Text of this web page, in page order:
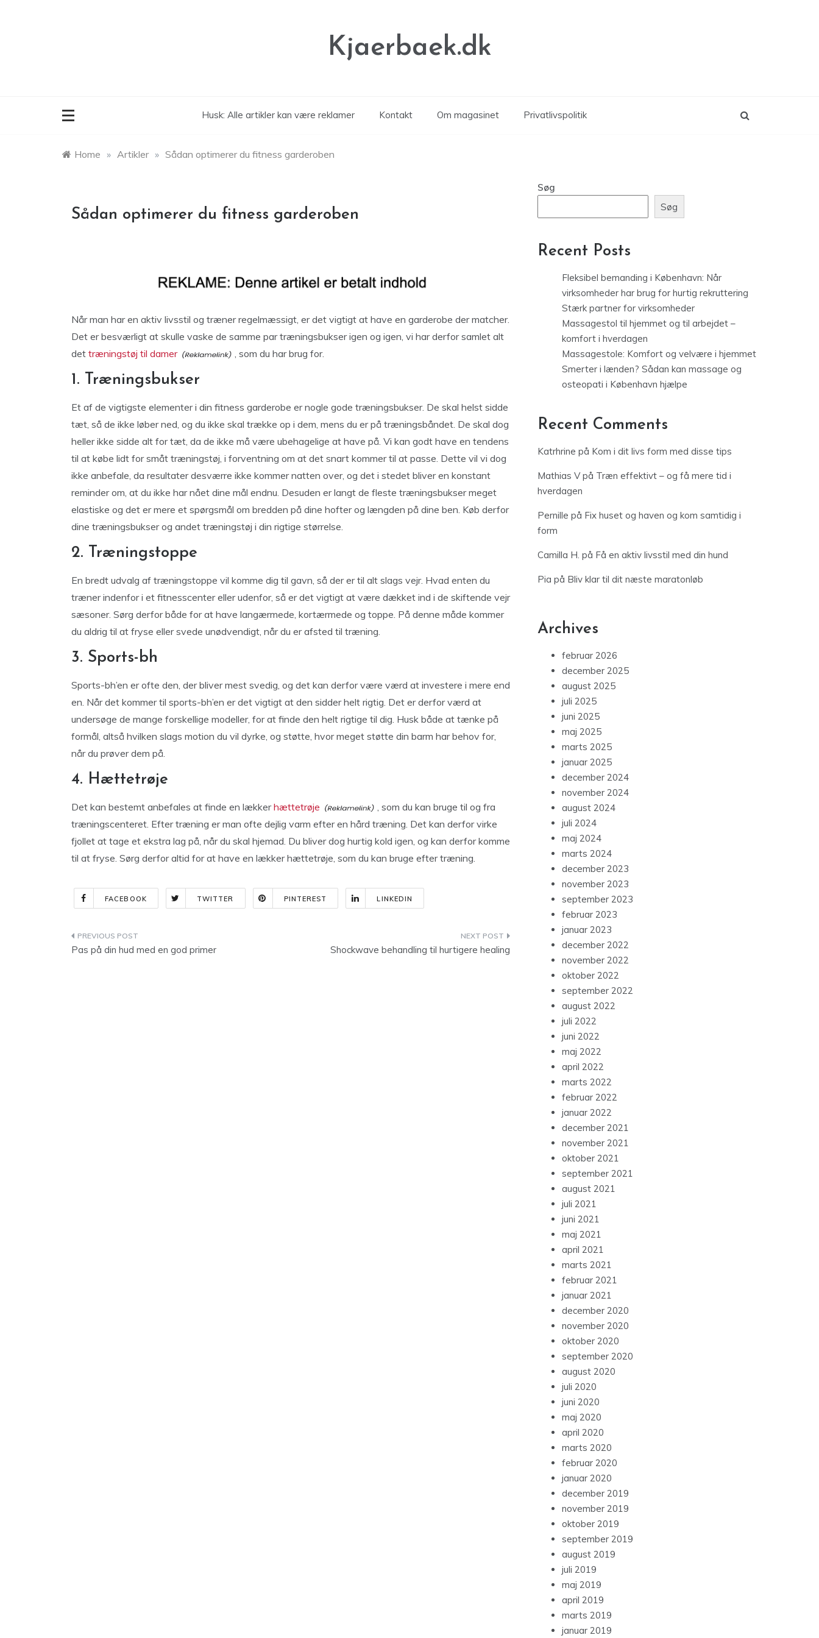
Kjaerbaek.dk
Husk: Alle artikler kan være reklamer Kontakt Om magasinet Privatlivspolitik
Home » Artikler » Sådan optimerer du fitness garderoben
Sådan optimerer du fitness garderoben
Når man har en aktiv livsstil og træner regelmæssigt, er det vigtigt at have en garderobe der matcher.
Det er besværligt at skulle vaske de samme par træningsbukser igen og igen, vi har derfor samlet alt
det træningstøj til damer , som du har brug for.
1. Træningsbukser
Et af de vigtigste elementer i din fitness garderobe er nogle gode træningsbukser. De skal helst sidde
tæt, så de ikke løber ned, og du ikke skal trække op i dem, mens du er på træningsbåndet. De skal dog
heller ikke sidde alt for tæt, da de ikke må være ubehagelige at have på. Vi kan godt have en tendens
til at købe lidt for småt træningstøj, i forventning om at det snart kommer til at passe. Dette vil vi dog
ikke anbefale, da resultater desværre ikke kommer natten over, og det i stedet bliver en konstant
reminder om, at du ikke har nået dine mål endnu. Desuden er langt de fleste træningsbukser meget
elastiske og det er mere et spørgsmål om bredden på dine hofter og længden på dine ben. Køb derfor
dine træningsbukser og andet træningstøj i din rigtige størrelse.
2. Træningstoppe
En bredt udvalg af træningstoppe vil komme dig til gavn, så der er til alt slags vejr. Hvad enten du
træner indenfor i et fitnesscenter eller udenfor, så er det vigtigt at være dækket ind i de skiftende vejr
sæsoner. Sørg derfor både for at have langærmede, kortærmede og toppe. På denne måde kommer
du aldrig til at fryse eller svede unødvendigt, når du er afsted til træning.
3. Sports-bh
Sports-bh’en er ofte den, der bliver mest svedig, og det kan derfor være værd at investere i mere end
en. Når det kommer til sports-bh’en er det vigtigt at den sidder helt rigtig. Det er derfor værd at
undersøge de mange forskellige modeller, for at finde den helt rigtige til dig. Husk både at tænke på
formål, altså hvilken slags motion du vil dyrke, og støtte, hvor meget støtte din barm har behov for,
når du prøver dem på.
4. Hættetrøje
Det kan bestemt anbefales at finde en lækkerhættetrøje
, som du kan bruge til og fra
træningscenteret. Efter træning er man ofte dejlig varm efter en hård træning. Det kan derfor virke
fjollet at tage et ekstra lag på, når du skal hjemad. Du bliver dog hurtig kold igen, og kan derfor komme
til at fryse. Sørg derfor altid for at have en lækker hættetrøje, som du kan bruge efter træning.
FACEBOOK TWITTER PINTEREST LINKEDIN
Indlægsnavigation
Pas på din hud med en god primer Shockwave behandling til hurtigere healing
Søg
Søg
Recent Posts
Fleksibel bemanding i København: Når
virksomheder har brug for hurtig rekruttering
Stærk partner for virksomheder
Massagestol til hjemmet og til arbejdet –
komfort i hverdagen
Massagestole: Komfort og velvære i hjemmet
Smerter i lænden? Sådan kan massage og
osteopati i København hjælpe
Recent Comments
Katrhrine på Kom i dit livs form med disse tips
Mathias Vpå Træn effektivt – og få mere tid i
hverdagen
Pernille på Fix huset og haven og kom samtidig i
form
Camilla H. på Få en aktiv livsstil med din hund
Pia på Bliv klar til dit næste maratonløb
Archives
februar 2026
december 2025
august 2025
juli 2025
juni 2025
maj 2025
marts 2025
januar 2025
december 2024
november 2024
august 2024
juli 2024
maj 2024
marts 2024
december 2023
november 2023
september 2023
februar 2023
januar 2023
december 2022
november 2022
oktober 2022
september 2022
august 2022
juli 2022
juni 2022
maj 2022
april 2022
marts 2022
februar 2022
januar 2022
december 2021
november 2021
oktober 2021
september 2021
august 2021
juli 2021
juni 2021
maj 2021
april 2021
marts 2021
februar 2021
januar 2021
december 2020
november 2020
oktober 2020
september 2020
august 2020
juli 2020
juni 2020
maj 2020
april 2020
marts 2020
februar 2020
januar 2020
december 2019
november 2019
oktober 2019
september 2019
august 2019
juli 2019
maj 2019
april 2019
marts 2019
januar 2019